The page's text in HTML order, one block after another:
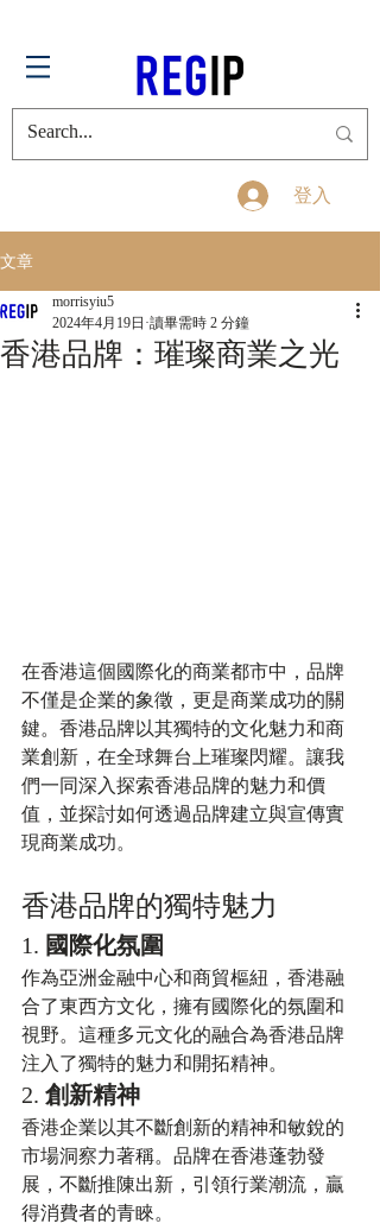
登入
文章
香港品牌：璀璨商業之光
morrisyiu5
2024年4月19日 讀畢需時 2 分鐘
在香港這個國際化的商業都市中，品牌
不僅是企業的象徵，更是商業成功的關
鍵。香港品牌以其獨特的文化魅力和商
業創新，在全球舞台上璀璨閃耀。讓我
們一同深入探索香港品牌的魅力和價
值，並探討如何透過品牌建立與宣傳實
現商業成功。
香港品牌的獨特魅力
1. 國際化氛圍
作為亞洲金融中心和商貿樞紐，香港融
合了東西方文化，擁有國際化的氛圍和
視野。這種多元文化的融合為香港品牌
注入了獨特的魅力和開拓精神。
2. 創新精神
香港企業以其不斷創新的精神和敏銳的
市場洞察力著稱。品牌在香港蓬勃發
展，不斷推陳出新，引領行業潮流，贏
得消費者的青睞。